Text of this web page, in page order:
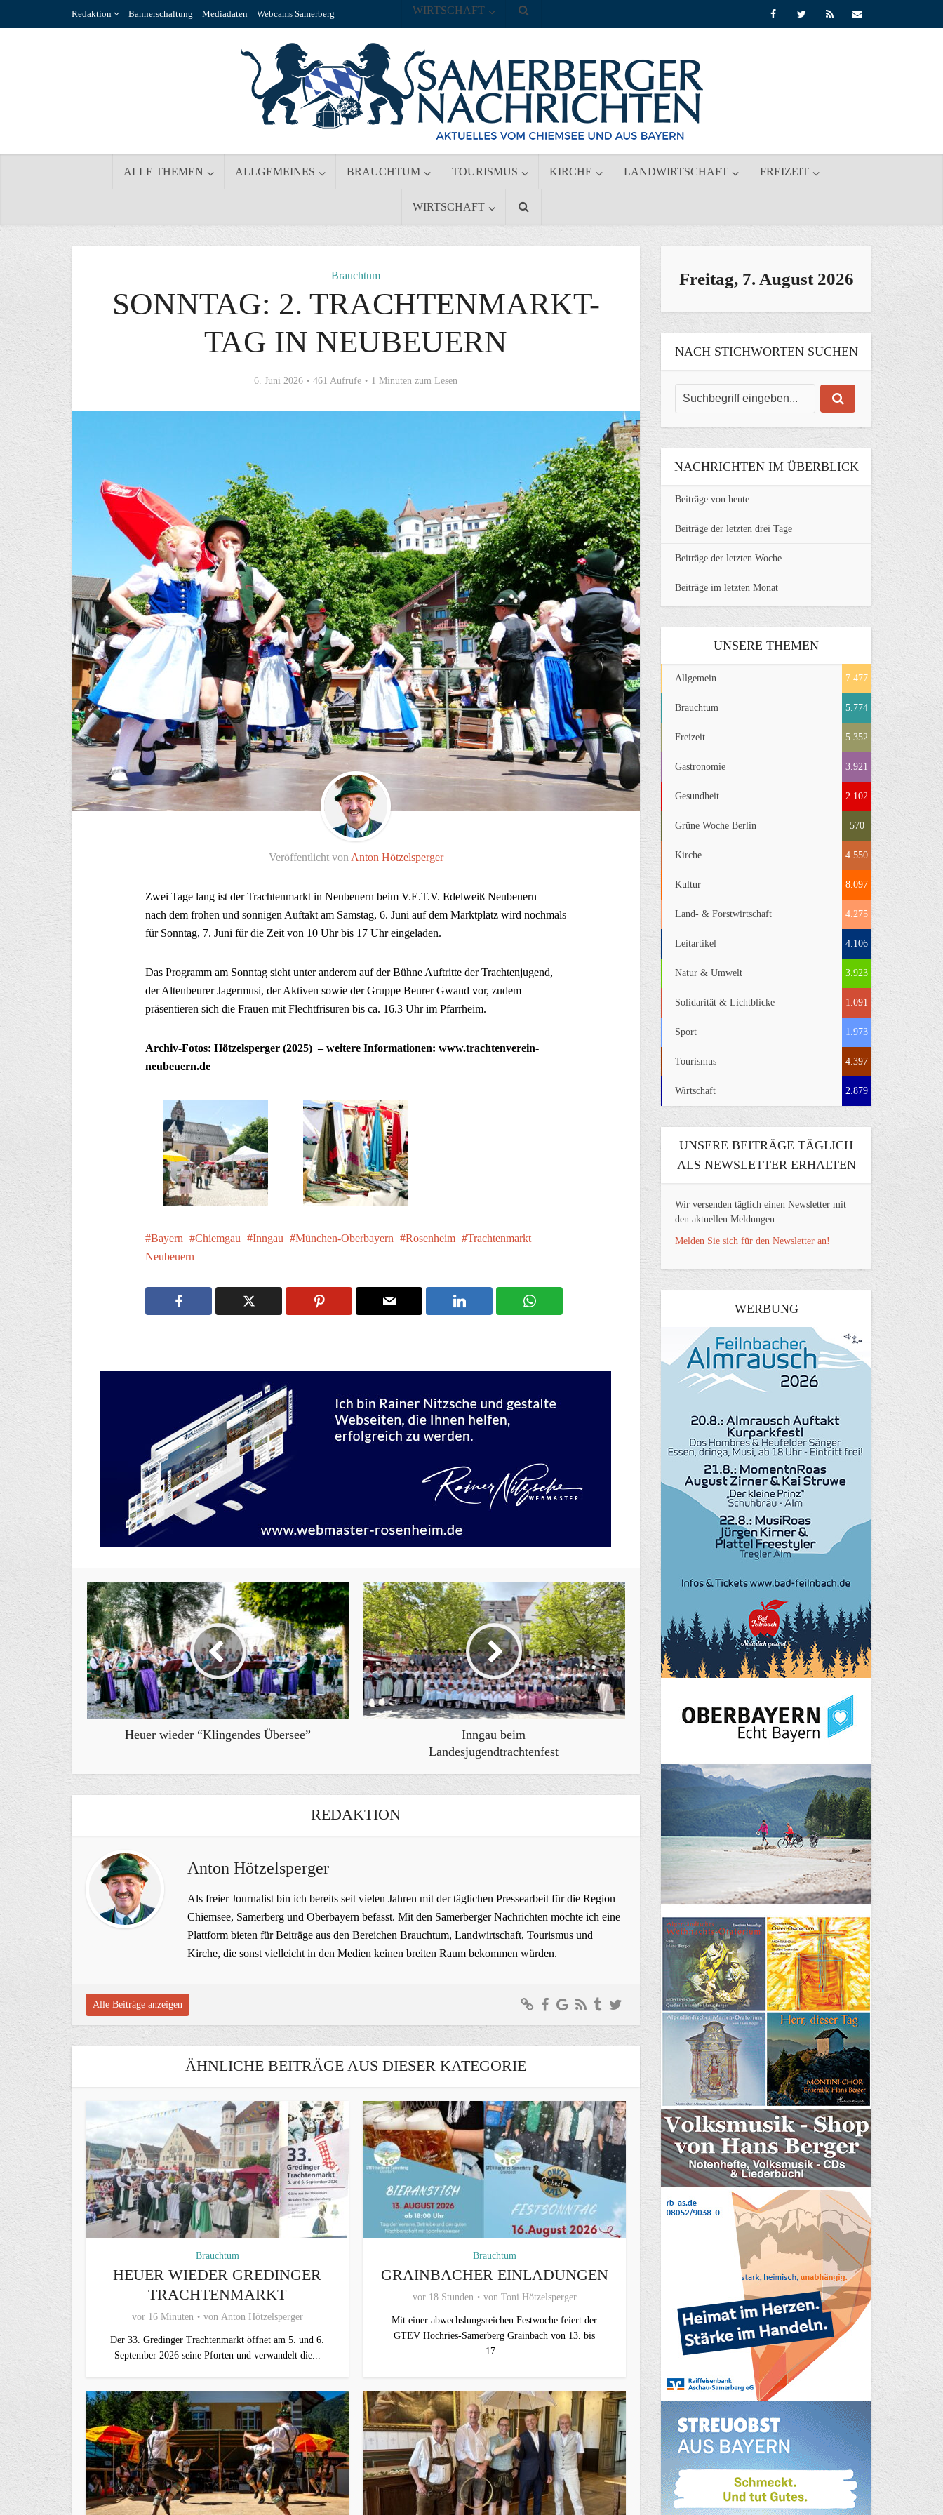
Redaktion Bannerschaltung Mediadaten Webcams Samerberg
ALLE THEMEN ALLGEMEINES BRAUCHTUM TOURISMUS KIRCHE LANDWIRTSCHAFT FREIZEIT
WIRTSCHAFT
WIRTSCHAFT
Brauchtum
SONNTAG: 2. TRACHTENMARKT-
TAG IN NEUBEUERN
6. Juni 2026 461 Aufrufe 1 Minuten zum Lesen
Veröffentlicht von Anton Hötzelsperger
Zwei Tage lang ist der Trachtenmarkt in Neubeuern beim V.E.T.V. Edelweiß Neubeuern –
nach dem frohen und sonnigen Auftakt am Samstag, 6. Juni auf dem Marktplatz wird nochmals
für Sonntag, 7. Juni für die Zeit von 10 Uhr bis 17 Uhr eingeladen.
Das Programm am Sonntag sieht unter anderem auf der Bühne Auftritte der Trachtenjugend,
der Altenbeurer Jagermusi, der Aktiven sowie der Gruppe Beurer Gwand vor, zudem
präsentieren sich die Frauen mit Flechtfrisuren bis ca. 16.3 Uhr im Pfarrheim.
Archiv-Fotos: Hötzelsperger (2025) – weitere Informationen: www.trachtenverein-
neubeuern.de
Bayern Chiemgau Inngau München-Oberbayern Rosenheim
Trachtenmarkt
Neubeuern
Heuer wieder “Klingendes Übersee”
Inngau beim
Landesjugendtrachtenfest
REDAKTION
Anton Hötzelsperger
Als freier Journalist bin ich bereits seit vielen Jahren mit der täglichen Pressearbeit für die Region
Chiemsee, Samerberg und Oberbayern befasst. Mit den Samerberger Nachrichten möchte ich eine
Plattform bieten für Beiträge aus den Bereichen Brauchtum, Landwirtschaft, Tourismus und
Kirche, die sonst vielleicht in den Medien keinen breiten Raum bekommen würden.
Alle Beiträge anzeigen
ÄHNLICHE BEITRÄGE AUS DIESER KATEGORIE
Brauchtum
HEUER WIEDER GREDINGER
TRACHTENMARKT
vor 16 Minuten von Anton Hötzelsperger
Der 33. Gredinger Trachtenmarkt öffnet am 5. und 6.
September 2026 seine Pforten und verwandelt die...
Brauchtum
GRAINBACHER EINLADUNGEN
vor 18 Stunden von Toni Hötzelsperger
Mit einer abwechslungsreichen Festwoche feiert der
GTEV Hochries-Samerberg Grainbach von 13. bis
17...
Freitag, 7. August 2026
NACH STICHWORTEN SUCHEN
NACHRICHTEN IM ÜBERBLICK
Beiträge von heute
Beiträge der letzten drei Tage
Beiträge der letzten Woche
Beiträge im letzten Monat
UNSERE THEMEN
Allgemein 7.477
Brauchtum 5.774
Freizeit 5.352
Gastronomie 3.921
Gesundheit 2.102
Grüne Woche Berlin 570
Kirche 4.550
Kultur 8.097
Land- & Forstwirtschaft 4.275
Leitartikel 4.106
Natur & Umwelt 3.923
Solidarität & Lichtblicke 1.091
Sport 1.973
Tourismus 4.397
Wirtschaft 2.879
UNSERE BEITRÄGE TÄGLICH
ALS NEWSLETTER ERHALTEN
Wir versenden täglich einen Newsletter mit
den aktuellen Meldungen.
Melden Sie sich für den Newsletter an!
WERBUNG